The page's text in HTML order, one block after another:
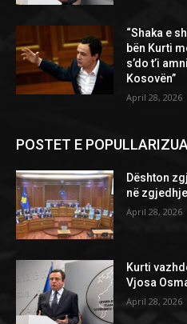
“Shaka e
bën Kurti
s’do t’i
Kosovën”
April 28, 2026
POSTET E
Dështon
në
April 28, 2026
Kurti
Vjosa
April 28, 2026